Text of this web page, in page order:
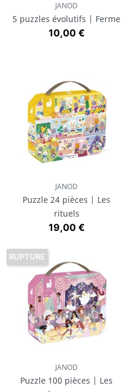
JANOD
5 puzzles évolutifs | Ferme
Prix
10,00 €
JANOD
Puzzle 24 pièces | Les
rituels
Prix
19,00 €
JANOD
Puzzle 100 pièces | Les
RUPTURE